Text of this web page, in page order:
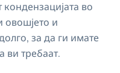
во
овошјето и
за да ги имате
ви требаат.